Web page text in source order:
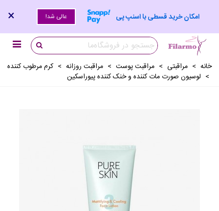
امکان خرید قسطی با اسنپ پی عالی شد! ×
خانه > مراقبتی > مراقبت پوست > مراقبت روزانه > کرم مرطوب کننده
> لوسیون صورت مات کننده و خنک کننده پیوراسکین